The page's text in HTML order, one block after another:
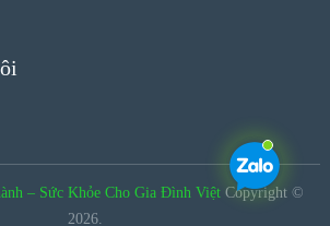
– Sức Khỏe Cho Gia Đình ViệtCopyright ©
2026.